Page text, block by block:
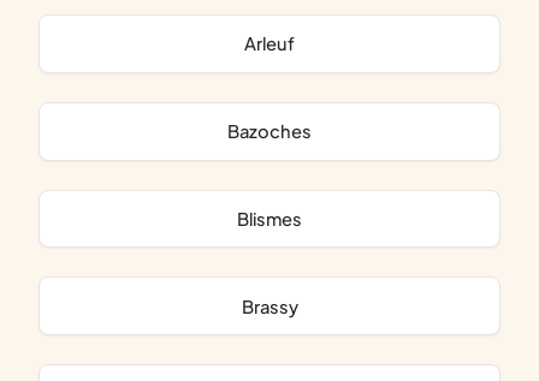
Arleuf
Bazoches
Blismes
Brassy